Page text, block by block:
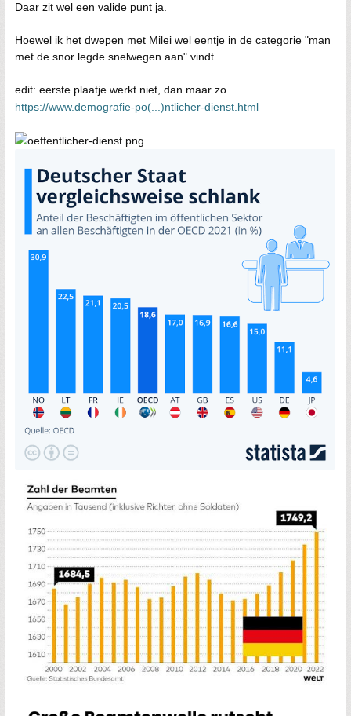
Daar zit wel een valide punt ja.
Hoewel ik het dwepen met Milei wel eentje in de categorie "man
met de snor legde snelwegen aan" vindt.
edit: eerste plaatje werkt niet, dan maar zo
https://www.demografie-po(...)ntlicher-dienst.html